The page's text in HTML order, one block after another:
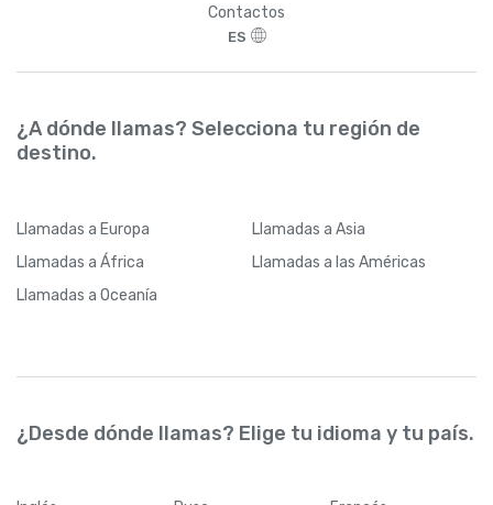
Contactos
ES
¿A dónde llamas? Selecciona tu región de
destino.
Llamadas a Europa Llamadas a Asia
Llamadas a África Llamadas a las Américas
Llamadas a Oceanía
¿Desde dónde llamas? Elige tu idioma y tu país.